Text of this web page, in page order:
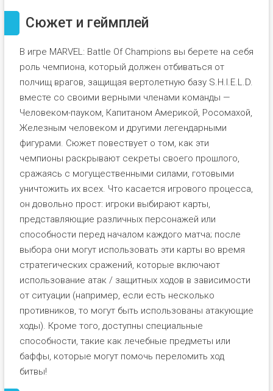
Сюжет и геймплей
В игре MARVEL: Battle Of Champions вы берете на себя
роль чемпиона, который должен отбиваться от
полчищ врагов, защищая вертолетную базу S.H.I.E.L.D.
вместе со своими верными членами команды —
Человеком-пауком, Капитаном Америкой, Росомахой,
Железным человеком и другими легендарными
фигурами. Сюжет повествует о том, как эти
чемпионы раскрывают секреты своего прошлого,
сражаясь с могущественными силами, готовыми
уничтожить их всех. Что касается игрового процесса,
он довольно прост: игроки выбирают карты,
представляющие различных персонажей или
способности перед началом каждого матча; после
выбора они могут использовать эти карты во время
стратегических сражений, которые включают
использование атак / защитных ходов в зависимости
от ситуации (например, если есть несколько
противников, то могут быть использованы атакующие
ходы). Кроме того, доступны специальные
способности, такие как лечебные предметы или
баффы, которые могут помочь переломить ход
битвы!